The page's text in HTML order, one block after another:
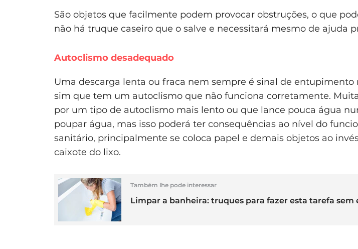
São objetos que facilmente podem provocar obstruções, o que
não há truque caseiro que o salve e necessitará mesmo de ajuda
Autoclismo desadequado
Uma descarga lenta ou fraca nem sempre é sinal de entupimento
sim que tem um autoclismo que não funciona corretamente.
por um tipo de autoclismo mais lento ou que lance pouca água
poupar água, mas isso poderá ter consequências ao nível do
sanitário, principalmente se coloca papel e demais objetos ao
caixote do lixo.
Também lhe pode interessar
Limpar a banheira: truques para fazer esta tarefa sem